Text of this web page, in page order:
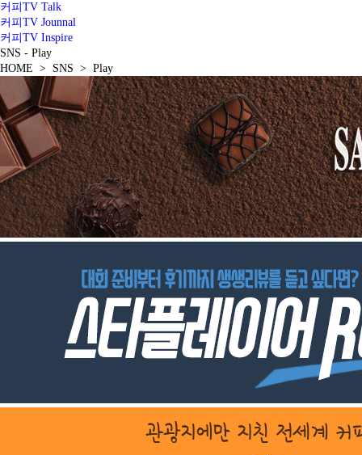
커피TV Talk
커피TV Jounnal
커피TV Inspire
SNS - Play
HOME > SNS > Play